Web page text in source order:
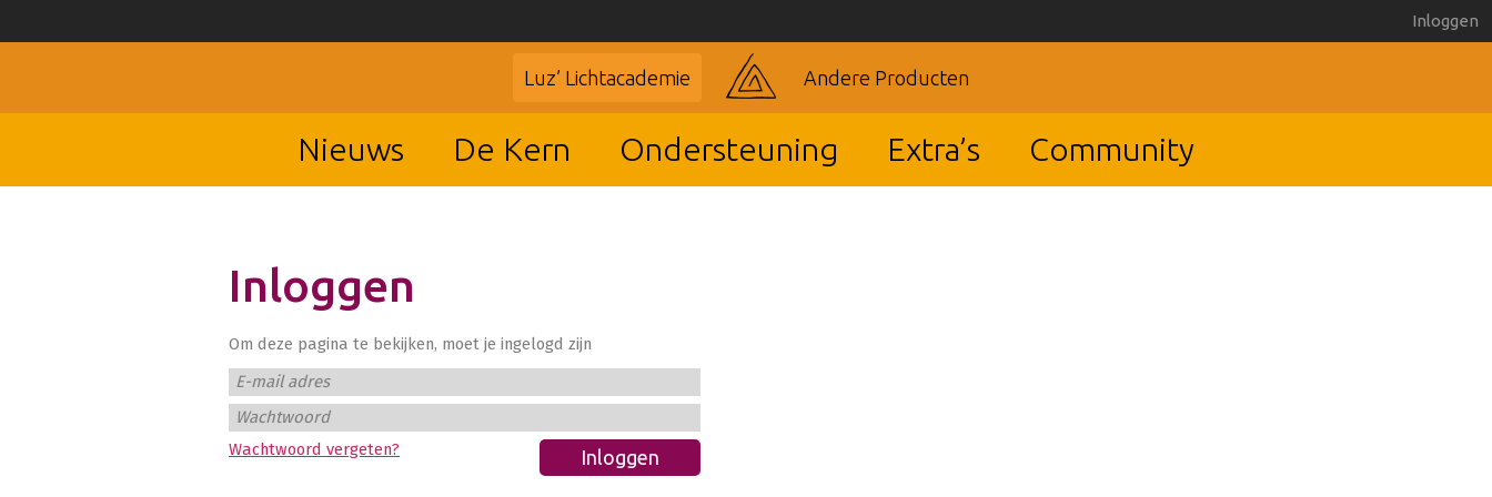
Inloggen
Luz’ Lichtacademie Andere Producten
Nieuws De Kern Ondersteuning Extra’s Community
Inloggen
Om deze pagina te bekijken, moet je ingelogd zijn
E-mail adres
Wachtwoord
Wachtwoord vergeten?